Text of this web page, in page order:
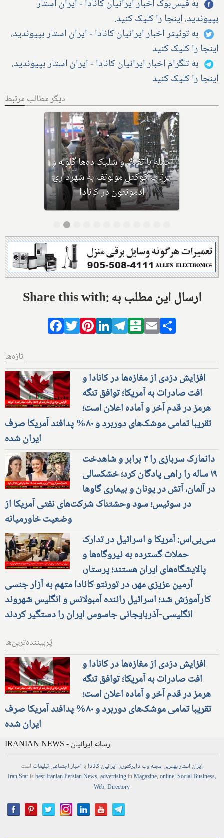
به فیس‌بوک اخبار ایرانیان کانادا - ایران استار
بپیوندید، اینجا را کلیک کنید.
به توئیتر اخبار ایرانیان کانادا - ایران استار بپیوندید،
اینجا را کلیک کنید
به تلگرام اخبار ایرانیان کانادا - ایران استار بپیوندید،
اینجا را کلیک کنید
دیگر مطالب مرتبط
بهداشت کانادا: این داروی کودکان،
ماست و چیا، را مصرف نکنید و این
تشک نیز احتمال خفگی دارد
Share this with: ارسال این مطلب به
Facebook
TwitterPinterestLinkedIn
Telegram
Balatarin
Email
تازه‌ها
افزایش دزدی از مغازه‌ها در کانادا و
افت صادرات به آمریکا؛ توافق تنگه
هرمز در قدم آخر و آماده اعلان است؛
تقریبا تمامی موشک‌های دوربرد و ۸۰% پدافند آمریکا صرف
ایران شده
دانمارک سربازی را ۳ برابر و شاهدخت
۱۹ ساله را راهی پادگان کرد؛ خشکسالی
در آلمان، آتش در یونان و بیماری گاوها
در سوئیس؛ سود وحشتناک شرکت‌های نفتی آمریکا از
وضعیت خاورمیانه
سی‌بی‌اس: آمریکا و اسرائیل در تدارک
حملات گسترده به نیروگاه‌ها و
پالایشگاه‌های ایران هستند؛ پرستار،
آرمین عزیزی مهر، در تورنتو کانادا متهم به آزار جنسی
کارآموزش شد؛ اسرائیل راننده آمبولانس و انگلیس شهروند
انگلیسی-آذربایجانی جاسوس ایران را دستگیر کردند
پُربیننده‌ترین‌ها
افزایش دزدی از مغازه‌ها در کانادا و
افت صادرات به آمریکا؛ توافق تنگه
هرمز در قدم آخر و آماده اعلان است؛
تقریبا تمامی موشک‌های دوربرد و ۸۰% پدافند آمریکا صرف
ایران شده
IRANIAN NEWS - رسانه ایرانیان
ایران استاربهترین مجلهوب دایرکتوری ایرانیان کانادابا اخباراجتماعیتبلیغات است
Iran Starisbest Iranian PersianNews,advertisinginMagazine,online,Social Business,
Web,Directory